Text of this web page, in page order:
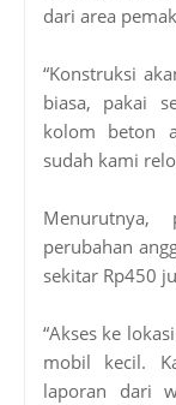
dari area
“Konstruksi
biasa, pakai
kolom beton
sudah kami
Menurutnya,
perubahan
sekitar Rp450
“Akses ke
mobil kecil.
laporan dari